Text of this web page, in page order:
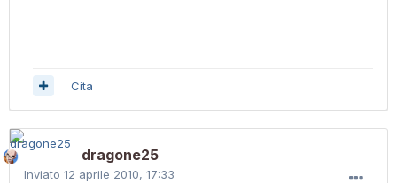
Cita
dragone25
Inviato 12 aprile 2010, 17:33